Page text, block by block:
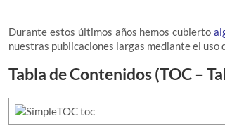
Durante estos últimos años hemos cubierto
nuestras publicaciones largas mediante el uso
Tabla de Contenidos (TOC –